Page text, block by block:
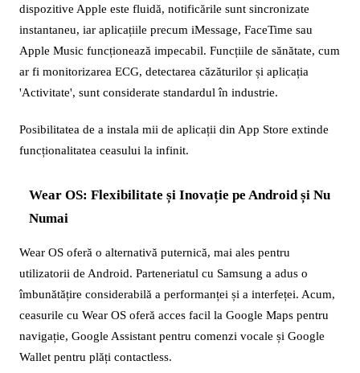
dispozitive Apple este fluidă, notificările sunt sincronizate
instantaneu, iar aplicațiile precum iMessage, FaceTime sau
Apple Music funcționează impecabil. Funcțiile de sănătate, cum
ar fi monitorizarea ECG, detectarea căzăturilor și aplicația
'Activitate', sunt considerate standardul în industrie.
Posibilitatea de a instala mii de aplicații din App Store extinde
funcționalitatea ceasului la infinit.
Wear OS: Flexibilitate și Inovație pe Android și Nu
Numai
Wear OS oferă o alternativă puternică, mai ales pentru
utilizatorii de Android. Parteneriatul cu Samsung a adus o
îmbunătățire considerabilă a performanței și a interfeței. Acum,
ceasurile cu Wear OS oferă acces facil la Google Maps pentru
navigație, Google Assistant pentru comenzi vocale și Google
Wallet pentru plăți contactless.